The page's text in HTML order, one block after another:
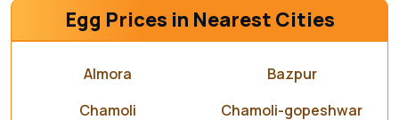
Egg Prices in Nearest Cities
Almora
Bazpur
Chamoli
Chamoli-gopeshwar